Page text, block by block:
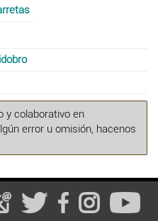
y colaborativo en
error u omisión, hacenos